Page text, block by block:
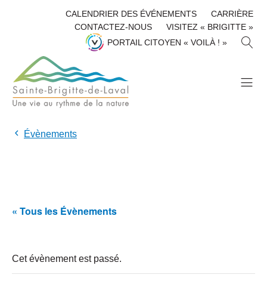
CALENDRIER DES ÉVÉNEMENTS
CARRIÈRE
CONTACTEZ-NOUS
VISITEZ « BRIGITTE »
PORTAIL CITOYEN « VOILÀ ! »
H
Évènements
« Tous les Évènements
Cet évènement est passé.